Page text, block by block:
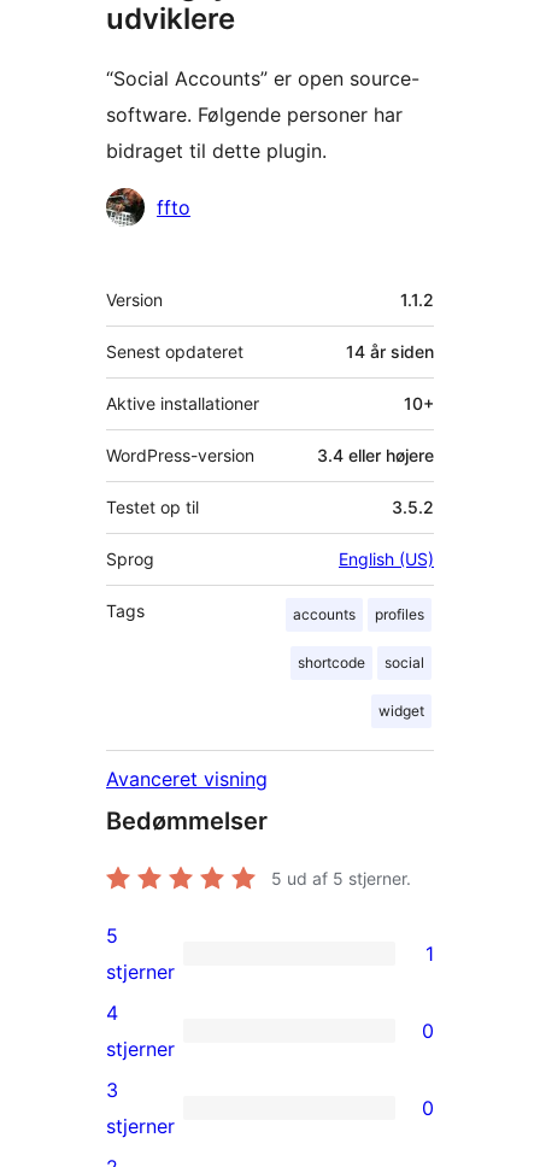
udviklere
“Social Accounts” er open source-
software. Følgende personer har
bidraget til dette plugin.
Bidragsydere
ffto
Meta
Version 1.1.2
Senest opdateret 14 år siden
Aktive installationer 10+
WordPress-version 3.4 eller højere
Testet op til 3.5.2
Sprog English (US)
Tags accounts profiles
shortcode social
widget
Avanceret visning
Bedømmelser
5 ud af 5 stjerner.
1
5-
stjernet
anmeldelse
5
stjerner
1
0
4-
stjernet
anmeldelser
4
stjerner
0
0
3-
3
stjerner
0